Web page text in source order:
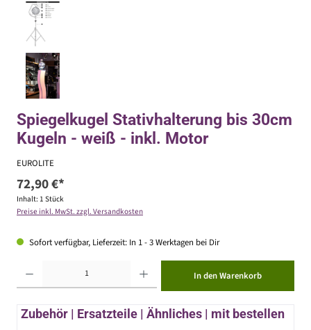
Spiegelkugel Stativhalterung bis 30cm
Kugeln - weiß - inkl. Motor
EUROLITE
72,90 €*
Inhalt: 1 Stück
Preise inkl. MwSt. zzgl. Versandkosten
Sofort verfügbar, Lieferzeit: In 1 - 3 Werktagen bei Dir
In den Warenkorb
Zubehör | Ersatzteile | Ähnliches | mit bestellen